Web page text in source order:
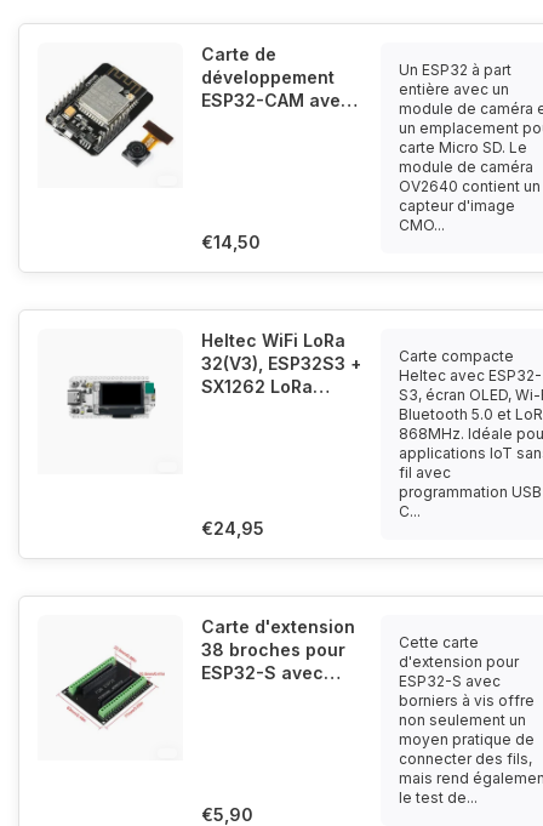
Carte de
développement
ESP32-CAM avec
€14,50
Un ESP32 à part
entière avec un
module de caméra
un emplacement
carte Micro SD. Le
module de caméra
OV2640 contient un
capteur d'image
CMO...
Heltec WiFi LoRa
32(V3), ESP32S3 +
SX1262 LoRa
€24,95
Carte compacte
Heltec avec ESP32-
S3, écran OLED, Wi-
Bluetooth 5.0 et
868MHz. Idéale
applications IoT
fil avec
programmation
C...
Carte d'extension
38 broches pour
ESP32-S avec
€5,90
Cette carte
d'extension pour
ESP32-S avec
borniers à vis offre
non seulement un
moyen pratique de
connecter des fils,
mais rend
le test de...